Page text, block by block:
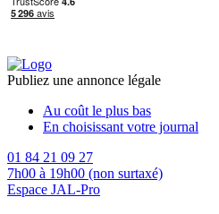
Publiez une annonce légale
Au coût le plus bas
En choisissant votre journal
01 84 21 09 27
7h00 à 19h00 (non surtaxé)
Espace JAL-Pro